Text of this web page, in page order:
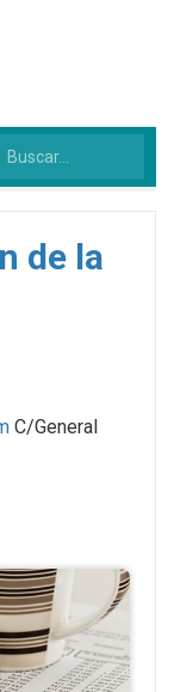
de la
C/General